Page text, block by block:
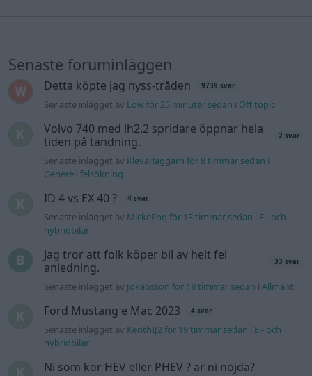
Senaste foruminläggen
Detta köpte jag nyss-tråden 9739 svar
Senaste inlägget av Low för 25 minuter sedan i Off topic
Volvo 740 med lh2.2 spridare öppnar hela
tiden på tändning.
2 svar
Senaste inlägget av KlevaRaggarn för 8 timmar sedan i
Generell felsökning
ID 4 vs EX 40 ? 4 svar
Senaste inlägget av MickeEng för 13 timmar sedan i El- och
hybridbilar
Jag tror att folk köper bil av helt fel
anledning.
33 svar
Senaste inlägget av Jokabsson för 18 timmar sedan iAllmänt
Ford Mustang e Mac 2023 4 svar
Senaste inlägget av KenthIJ2 för 19 timmar sedan i El- och
hybridbilar
Ni som kör HEV eller PHEV ? är ni nöjda?